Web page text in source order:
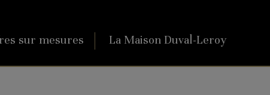
sur mesures La Maison Duval-Leroy